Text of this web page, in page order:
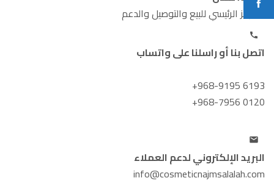
المركز الرئيسي للبيع والتوصيل والدعم
اتصل بنا أو راسلنا على واتساب
+968-9195 6193
+968-7956 0120
البريد الإلكتروني لدعم العملاء
info@cosmeticnajmsalalah.com